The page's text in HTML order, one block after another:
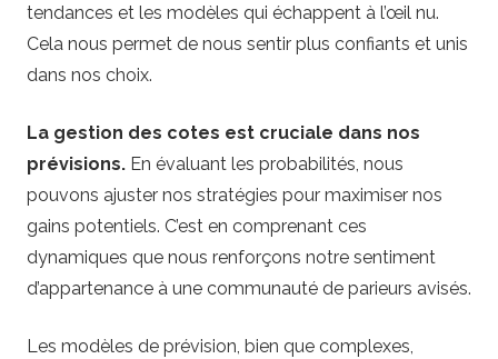
tendances et les modèles qui échappent à l’œil nu.
Cela nous permet de nous sentir plus confiants et unis
dans nos choix.
La gestion des cotes est cruciale dans nos
prévisions. En évaluant les probabilités, nous
pouvons ajuster nos stratégies pour maximiser nos
gains potentiels. C’est en comprenant ces
dynamiques que nous renforçons notre sentiment
d’appartenance à une communauté de parieurs avisés.
Les modèles de prévision, bien que complexes,